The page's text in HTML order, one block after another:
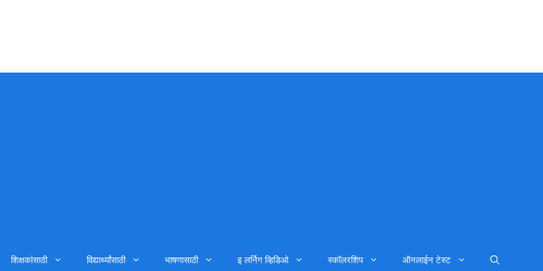
शिक्षकांसाठी विद्यार्थ्यांसाठी भाषणासाठी इ लर्निग व्हिडिओ स्कॉलरशिप ऑनलाईन टेस्ट